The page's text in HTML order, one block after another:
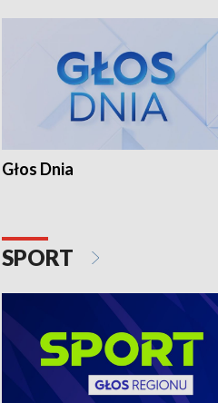
Głos Dnia
SPORT